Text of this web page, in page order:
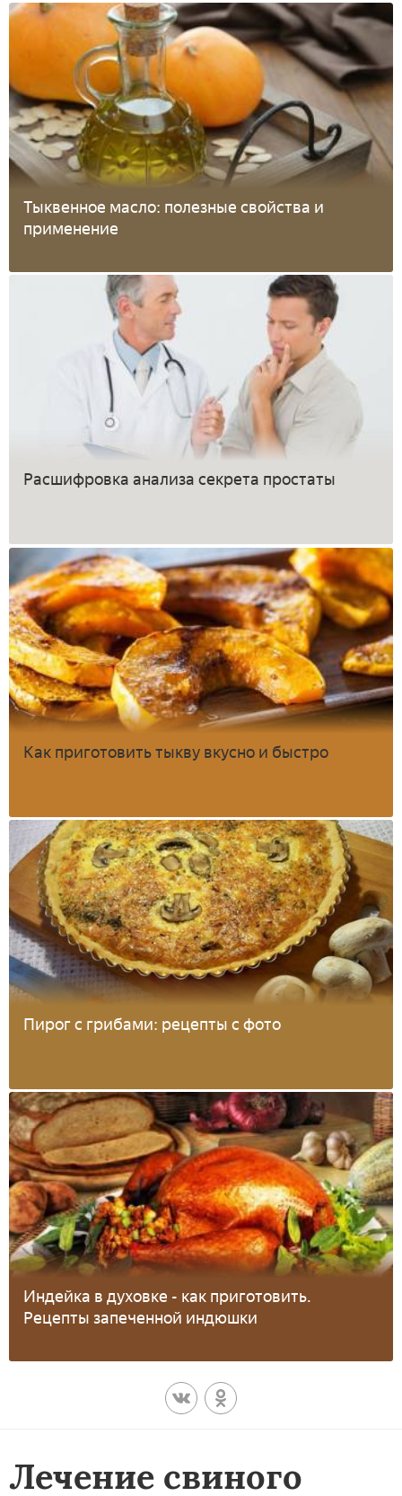
Тыквенное масло: полезные свойства и
применение
Расшифровка анализа секрета простаты
Как приготовить тыкву вкусно и быстро
Пирог с грибами: рецепты с фото
Индейка в духовке - как приготовить.
Рецепты запеченной индюшки
Лечение свиного